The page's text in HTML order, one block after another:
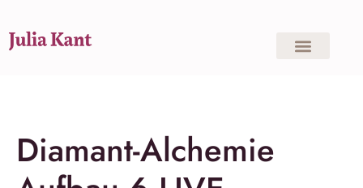
Diamant-Alchemie